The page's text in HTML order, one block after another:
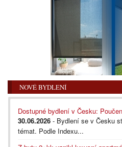
NOVÉ BYDLENÍ
Dostupné bydlení v Česku:
30.06.2026 - Bydlení se v Česku
témat. Podle Indexu...